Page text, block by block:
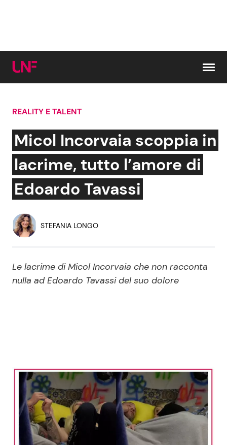
Cerca:
News e Cronaca
Attualità Italiana
Economia
Persone Scomparse
Gossip e TV
Bellezze VIP
Programmi TV
News Cinema
News Musica
News Spettacolo
News dal mondo
REALITY E TALENT
Micol Incorvaia scoppia in
lacrime, tutto l’amore di
Edoardo Tavassi
STEFANIA LONGO
Le lacrime di Micol Incorvaia che non racconta
nulla ad Edoardo Tavassi del suo dolore